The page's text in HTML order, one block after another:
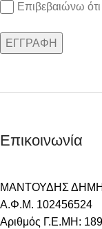
Επιβεβαιώνω
Επικοινωνία
ΜΑΝΤΟΥΔΗΣ
Α.Φ.Μ. 102456524
Αριθμός Γ.Ε.ΜΗ: